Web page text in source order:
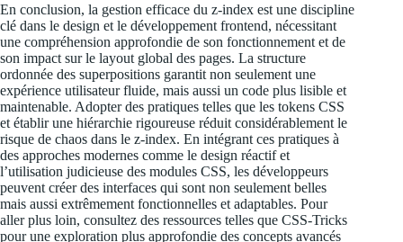
En conclusion, la gestion efficace du z-index est une discipline
clé dans le design et le développement frontend, nécessitant
une compréhension approfondie de son fonctionnement et de
son impact sur le layout global des pages. La structure
ordonnée des superpositions garantit non seulement une
expérience utilisateur fluide, mais aussi un code plus lisible et
maintenable. Adopter des pratiques telles que les tokens CSS
et établir une hiérarchie rigoureuse réduit considérablement le
risque de chaos dans le z-index. En intégrant ces pratiques à
des approches modernes comme le design réactif et
l’utilisation judicieuse des modules CSS, les développeurs
peuvent créer des interfaces qui sont non seulement belles
mais aussi extrêmement fonctionnelles et adaptables. Pour
aller plus loin, consultez des ressources telles que CSS-Tricks
pour une exploration plus approfondie des concepts avancés